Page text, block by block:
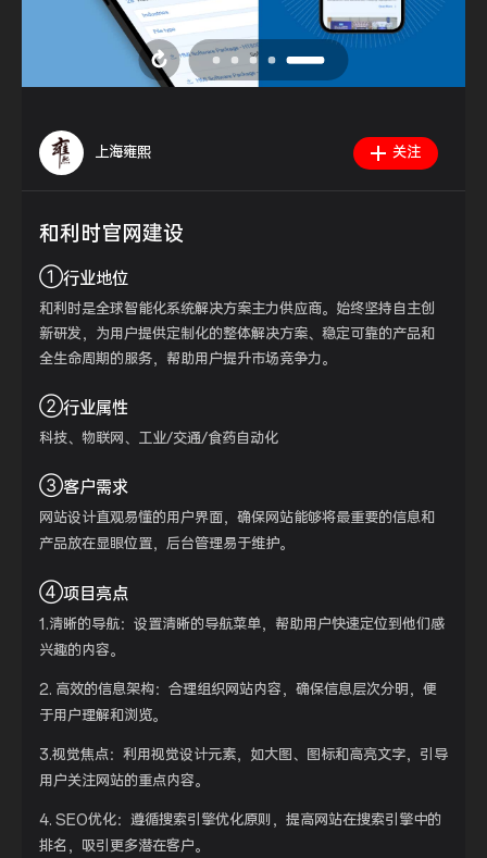
上海雍熙 关注
和利时官网建设
①行业地位
和利时是全球智能化系统解决方案主力供应商。始终坚持自主创
新研发，为用户提供定制化的整体解决方案、稳定可靠的产品和
全生命周期的服务，帮助用户提升市场竞争力。
②行业属性
科技、物联网、工业/交通/食药自动化
③客户需求
网站设计直观易懂的用户界面，确保网站能够将最重要的信息和
产品放在显眼位置，后台管理易于维护。
④项目亮点
1.清晰的导航：设置清晰的导航菜单，帮助用户快速定位到他们感
兴趣的内容。
2. 高效的信息架构：合理组织网站内容，确保信息层次分明，便
于用户理解和浏览。
3.视觉焦点：利用视觉设计元素，如大图、图标和高亮文字，引导
用户关注网站的重点内容。
4. SEO优化：遵循搜索引擎优化原则，提高网站在搜索引擎中的
排名，吸引更多潜在客户。